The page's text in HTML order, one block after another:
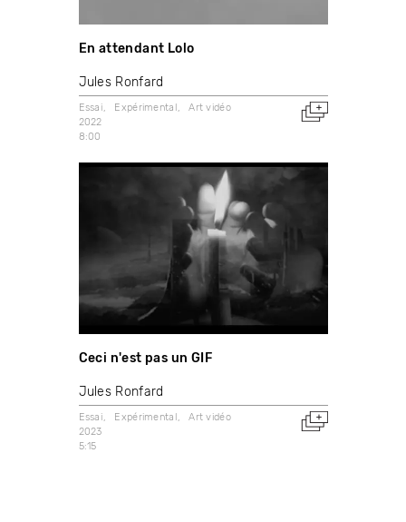
En attendant Lolo
Jules Ronfard
Essai Expérimental
Art vidéo
2022
8:00
Ceci n'est pas un GIF
Jules Ronfard
Essai Expérimental
Art vidéo
2023
5:15